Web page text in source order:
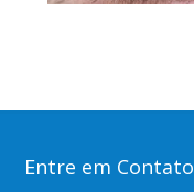
Entre em Contato